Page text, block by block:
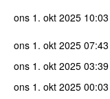
ons 1. okt 2025 10:03
ons 1. okt 2025 07:43
ons 1. okt 2025 03:39
ons 1. okt 2025 00:03